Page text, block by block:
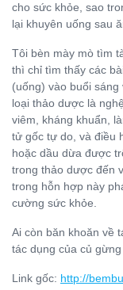
cho sức khỏe, sao
lại khuyên uống sau
Tôi bèn mày mò tìm
thì chỉ tìm thấy các
(uống) vào buổi
loại thảo dược là
viêm, kháng khuẩn,
tử gốc tự do, và điều
hoặc dầu dừa được
trong thảo dược đến
trong hỗn hợp này
cường sức khỏe.
Ai còn băn khoăn về
tác dụng của củ
Link gốc: http://